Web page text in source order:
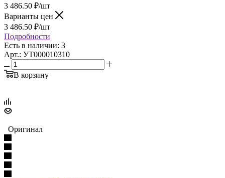
3 486.50 ₽/шт
Варианты цен
3 486.50 ₽/шт
Подробности
Есть в наличии: 3
Арт.: УТ000010310
В корзину
Оригинал